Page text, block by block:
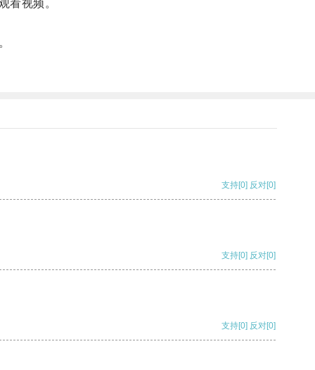
看视频。
支持[0] 反对[0]
支持[0] 反对[0]
支持[0] 反对[0]